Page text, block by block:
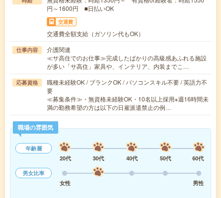
円～1600円 ■日払いOK
交通費
交通費全額支給（ガソリン代もOK）
仕事内容
介護関連
≪サ高住でのお仕事≫完成したばかりの高級感あふれる施設
が多い「サ高住」家具や、インテリア、内装までこ…
応募資格
職種未経験OK / ブランクOK / パソコンスキル不要 / 英語力不
要
≪募集条件≫・無資格未経験OK・10名以上採用※週16時間未
満の勤務希望の方は以下の日雇派遣禁止の例…
職場の雰囲気
年齢層
20代
30代 40代 50代
60代
男女比率
女性
男性